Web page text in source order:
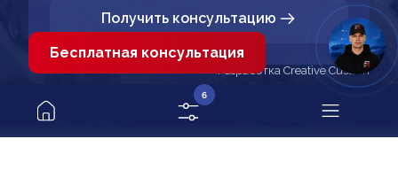
Получить консультацию
Разработка Creative Custom
6
Бесплатная консультация